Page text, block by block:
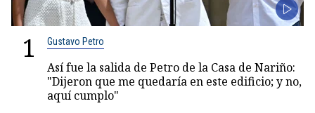
1 Gustavo Petro
Así fue la salida de Petro de la Casa de Nariño:
"Dijeron que me quedaría en este edificio; y no,
aquí cumplo"